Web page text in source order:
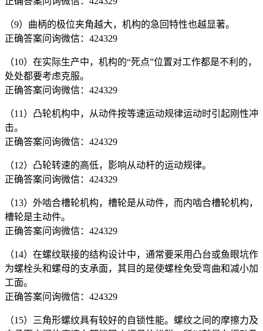
（9）曲柄的极位夹角越大，机构的急回特性也越显著。
正确答案问询微信：424329
（10）在实际生产中，机构的“死点”位置对工作都是不利的，
处处都要考虑克服。
正确答案问询微信：424329
（11）凸轮机构中，从动件按等速运动规律运动时引起刚性冲
击。
正确答案问询微信：424329
（12）凸轮转速的高低，影响从动杆的运动规律。
正确答案问询微信：424329
（13）外啮合槽轮机构，槽轮是从动件，而内啮合槽轮机构，
槽轮是主动件。
正确答案问询微信：424329
（14）在螺纹联接的结构设计中，通常要采用凸台或鱼眼坑作
为螺栓头和螺母的支承面，其目的是使螺栓免受弯曲和减小加
工面。
正确答案问询微信：424329
（15）三角形螺纹具有较好的自锁性能。螺纹之间的摩擦力及